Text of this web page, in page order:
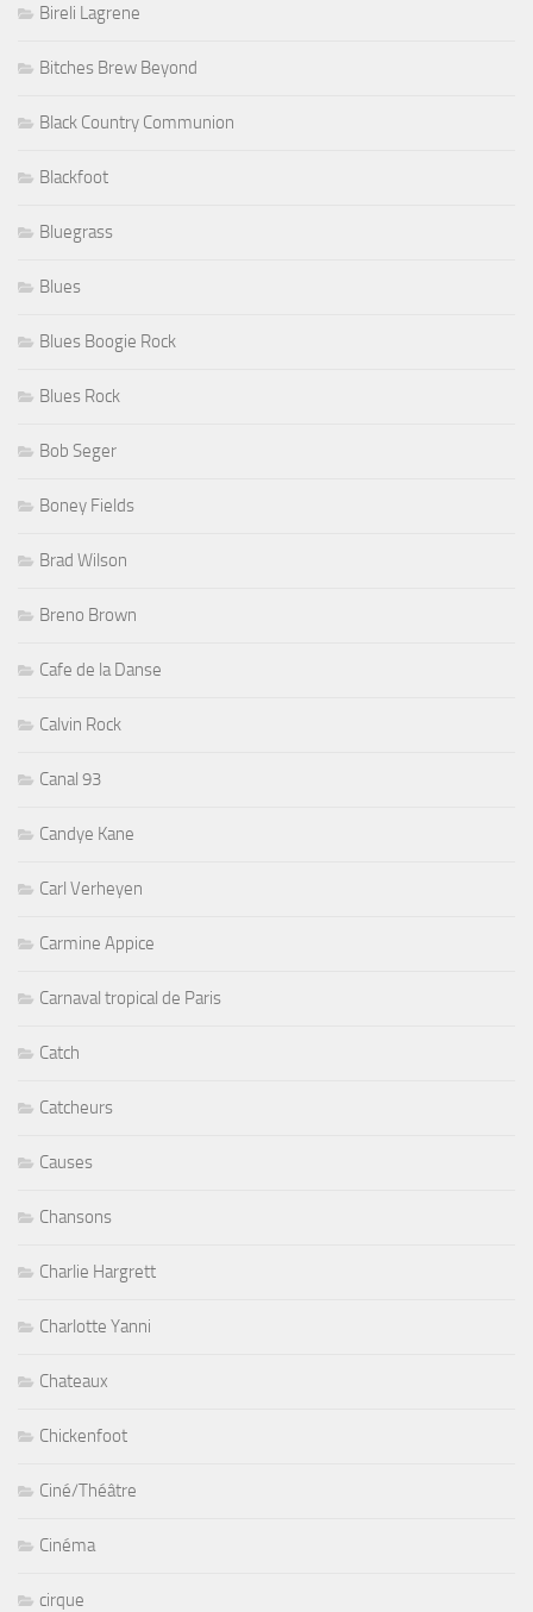
Bireli Lagrene
Bitches Brew Beyond
Black Country Communion
Blackfoot
Bluegrass
Blues
Blues Boogie Rock
Blues Rock
Bob Seger
Boney Fields
Brad Wilson
Breno Brown
Cafe de la Danse
Calvin Rock
Canal 93
Candye Kane
Carl Verheyen
Carmine Appice
Carnaval tropical de Paris
Catch
Catcheurs
Causes
Chansons
Charlie Hargrett
Charlotte Yanni
Chateaux
Chickenfoot
Ciné/Théâtre
Cinéma
cirque